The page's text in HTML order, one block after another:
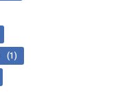
(1)